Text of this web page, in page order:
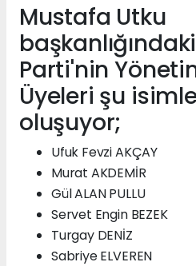
Mustafa Utku
Parti'nin
Üyeleri şu
oluşuyor;
Ufuk Fevzi AKÇAY
Murat AKDEMİR
Gül ALAN PULLU
Servet Engin BEZEK
Turgay DENİZ
Sabriye ELVEREN